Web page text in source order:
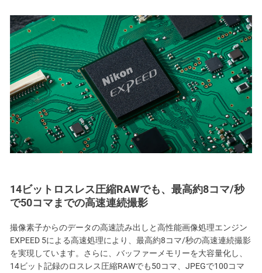
14ビットロスレス圧縮RAWでも、最高約8コマ/秒
で50コマまでの高速連続撮影
撮像素子からのデータの高速読み出しと高性能画像処理エンジン
EXPEED 5による高速処理により、最高約8コマ/秒の高速連続撮影
を実現しています。さらに、バッファーメモリーを大容量化し、
14ビット記録のロスレス圧縮RAWでも50コマ、JPEGで100コマ